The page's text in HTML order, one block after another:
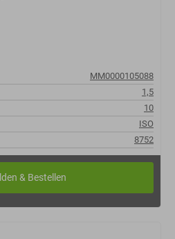
MM0000105088
1,5
10
ISO
8752